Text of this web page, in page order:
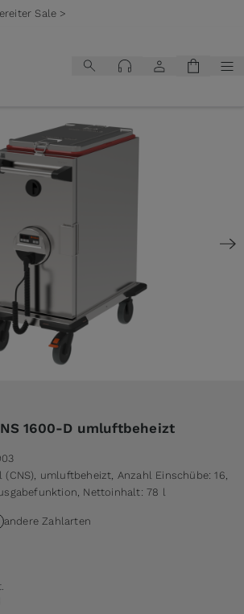
Sale >
1600-D umluftbeheizt
umluftbeheizt, Anzahl Einschübe: 16,
Nettoinhalt: 78 l
andere Zahlarten